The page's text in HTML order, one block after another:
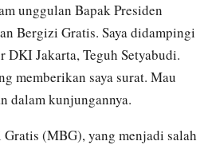
unggulan Bapak Presiden
Bergizi Gratis. Saya didampingi
DKI Jakarta, Teguh Setyabudi.
memberikan saya surat. Mau
dalam kunjungannya.
(MBG), yang menjadi salah